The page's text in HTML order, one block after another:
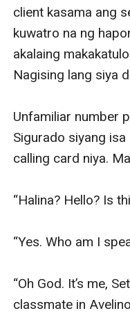
client kasama ang
kuwatro na ng
akalaing
Nagising lang siya
Unfamiliar number
Sigurado siyang
calling card niya.
“Halina? Hello? Is
“Yes. Who am I
“Oh God. It’s me,
classmate in